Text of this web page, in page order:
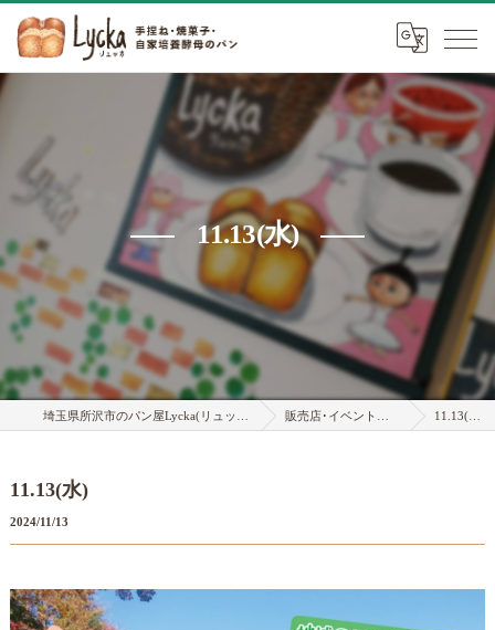
11.13(水)
販売店･イベント情報 11.13(水)
11.13(水)
2024/11/13